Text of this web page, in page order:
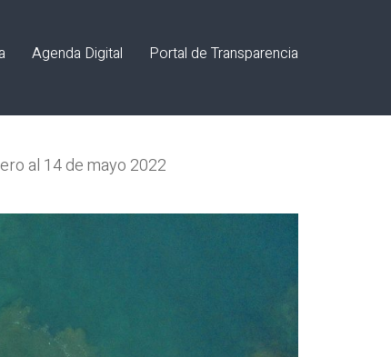
Agenda Digital Portal de Transparencia
al 14 de mayo 2022